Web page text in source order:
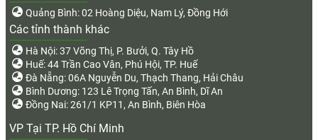
Quảng Bình: 02 Hoàng Diệu, Nam Lý, Đồng Hới
Các tỉnh thành khác
Hà Nội: 37 Võng Thị, P. Bưởi, Q. Tây Hồ
Huế: 44 Trần Cao Vân, Phú Hội, TP. Huế
Đà Nẵng: 06A Nguyễn Du, Thạch Thang, Hải Châu
Bình Dương: 123 Lê Trọng Tấn, An Bình, Dĩ An
Đồng Nai: 261/1 KP11, An Bình, Biên Hòa
VP Tại TP. Hồ Chí Minh